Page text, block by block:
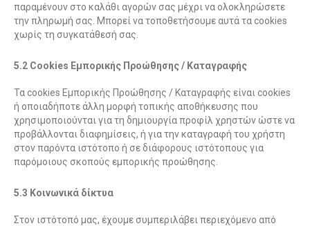
παραμένουν στο καλάθι αγορών σας μέχρι να ολοκληρώσετε
την πληρωμή σας. Μπορεί να τοποθετήσουμε αυτά τα cookies
χωρίς τη συγκατάθεσή σας.
5.2 Cookies Εμπορικής Προώθησης / Καταγραφής
Τα cookies Εμπορικής Προώθησης / Καταγραφής είναι cookies
ή οποιαδήποτε άλλη μορφή τοπικής αποθήκευσης που
χρησιμοποιούνται για τη δημιουργία προφίλ χρηστών ώστε να
προβάλλονται διαφημίσεις, ή για την καταγραφή του χρήστη
στον παρόντα ιστότοπο ή σε διάφορους ιστότοπους για
παρόμοιους σκοπούς εμπορικής προώθησης.
5.3 Κοινωνικά δίκτυα
Στον ιστότοπό μας, έχουμε συμπεριλάβει περιεχόμενο από